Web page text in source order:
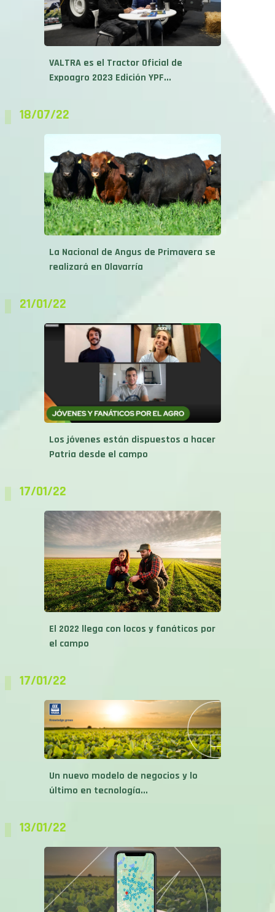
VALTRA es el Tractor Oficial de
Expoagro 2023 Edición YPF...
18/07/22
La Nacional de Angus de Primavera se
realizará en Olavarría
21/01/22
Los jóvenes están dispuestos a hacer
Patria desde el campo
17/01/22
El 2022 llega con locos y fanáticos por
el campo
17/01/22
Un nuevo modelo de negocios y lo
último en tecnología...
13/01/22